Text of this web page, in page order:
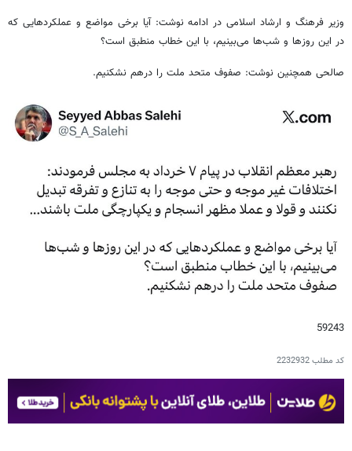
وزیر فرهنگ و ارشاد اسلامی در ادامه نوشت: آیا برخی مواضع و عملکردهایی که
در این روزها و شب‌ها می‌بینیم، با این خطاب منطبق است؟
صالحی همچنین نوشت: صفوف متحد ملت را درهم نشکنیم.
59243
کد مطلب2232932